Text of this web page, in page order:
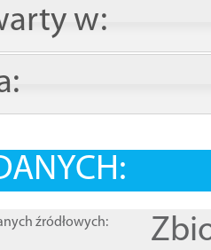
w:
źródłowych: